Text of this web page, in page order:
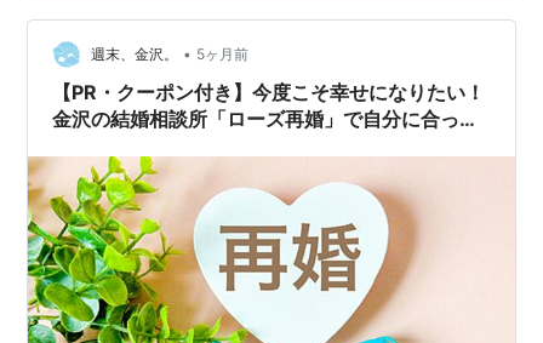
週末、金沢。 • 5ヶ月前
【PR・クーポン付き】今度こそ幸せになりたい！
金沢の結婚相談所「ローズ再婚」で自分に合った